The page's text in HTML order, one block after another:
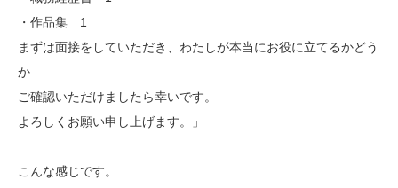
・作品集 1
まずは面接をしていただき、わたしが本当にお役に立てるかどう
か
ご確認いただけましたら幸いです。
よろしくお願い申し上げます。」
こんな感じです。